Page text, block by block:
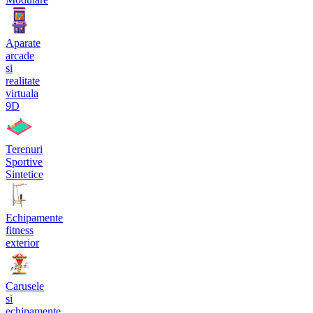
Aparate
arcade
si
realitate
virtuala
9D
Terenuri
Sportive
Sintetice
Echipamente
fitness
exterior
Carusele
si